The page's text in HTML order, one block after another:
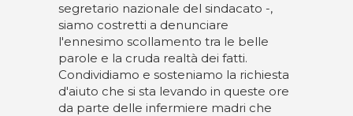
segretario nazionale del sindacato -,
siamo costretti a denunciare
l'ennesimo scollamento tra le belle
parole e la cruda realtà dei fatti.
Condividiamo e sosteniamo la richiesta
d'aiuto che si sta levando in queste ore
da parte delle infermiere madri che